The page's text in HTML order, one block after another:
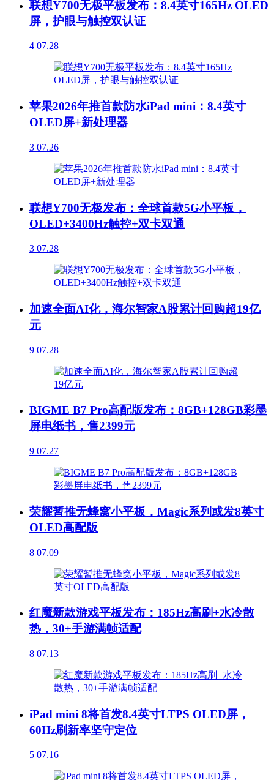
联想Y700无极平板发布：8.4英寸165Hz OLED
屏，护眼与触控双认证
4 07.28
苹果2026年推首款防水iPad mini：8.4英寸
OLED屏+新处理器
3 07.26
联想Y700无极发布：全球首款5G小平板，
OLED+3400Hz触控+双卡双通
3 07.28
加速全面AI化，海尔智家A股累计回购超19亿
元
9 07.28
BIGME B7 Pro高配版发布：8GB+128GB彩墨
屏电纸书，售2399元
9 07.27
荣耀暂推无蜂窝小平板，Magic系列或发8英寸
OLED高配版
8 07.09
红魔新款游戏平板发布：185Hz高刷+水冷散
热，30+手游满帧适配
8 07.13
iPad mini 8将首发8.4英寸LTPS OLED屏，
60Hz刷新率坚守定位
5 07.16